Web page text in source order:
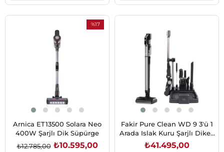
%17
Arnica ET13500 Solara Neo
400W Şarjlı Dik Süpürge
₺10.595,00
₺12.785,00
Fakir Pure Clean WD 9 3'ü 1
Arada Islak Kuru Şarjlı Dikey
Süpürge
₺41.495,00